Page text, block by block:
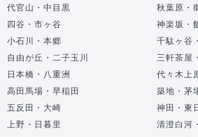
代官山・中目黒
秋葉原・
四谷・市ヶ谷
神楽坂・
小石川・本郷
千駄ヶ谷
自由が丘・二子玉川
三軒茶屋
日本橋・八重洲
代々木上
高田馬場・早稲田
築地・茅
五反田・大崎
神田・東
上野・日暮里
清澄白河